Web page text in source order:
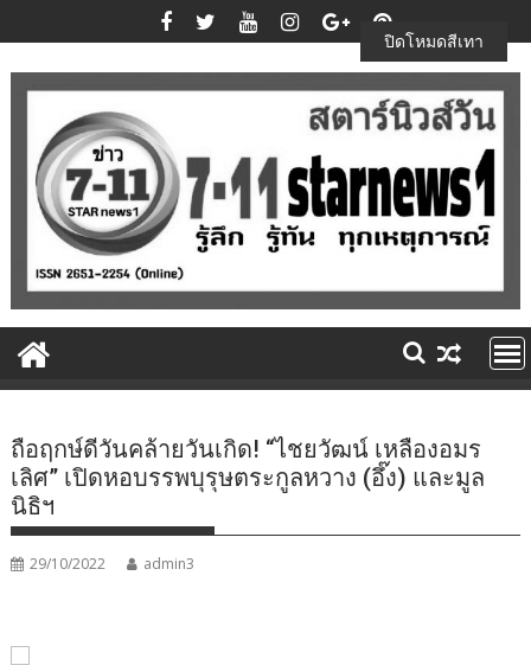
to
content
ถือฤกษ์ดีวันคล้ายวันเกิด! “ไชยวัฒน์ เหลืองอมร
เลิศ” เปิดหอบรรพบุรุษตระกูลหวาง (อึ๊ง) และมูล
นิธิฯ
29/10/2022 admin3
ปิดโหมดสีเทา